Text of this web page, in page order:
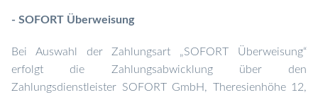
- SOFORT Überweisung
Bei Auswahl der Zahlungsart „SOFORT Überweisung“
erfolgt die Zahlungsabwicklung über den
Zahlungsdienstleister SOFORT GmbH, Theresienhöhe 12,